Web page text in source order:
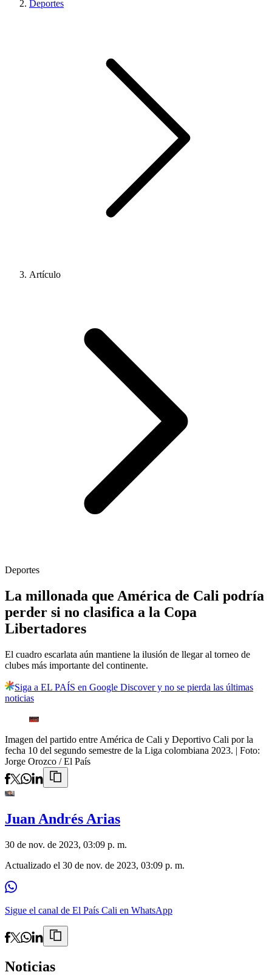
Deportes
Artículo
Deportes
La millonada que América de Cali podría
perder si no clasifica a la Copa
Libertadores
El cuadro escarlata aún mantiene la ilusión de llegar al torneo de
clubes más importante del continente.
Siga a EL PAÍS en Google Discover y no se pierda las últimas
noticias
Imagen del partido entre América de Cali y Deportivo Cali por la
fecha 10 del segundo semestre de la Liga colombiana 2023. | Foto:
Jorge Orozco / El País
Juan Andrés Arias
30 de nov. de 2023, 03:09 p. m.
Actualizado el 30 de nov. de 2023, 03:09 p. m.
Sigue el canal de El País Cali en WhatsApp
Noticias